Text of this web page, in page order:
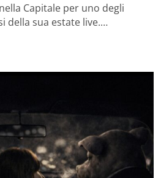
Capitale per uno degli
della sua estate live.…